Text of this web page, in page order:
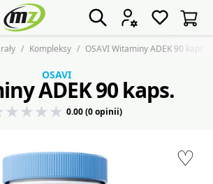
Kompleksy OSAVI Witaminy ADEK 90 kaps.
♡
OSAVI
ADEK 90 kaps.
0.00 (0 opinii)